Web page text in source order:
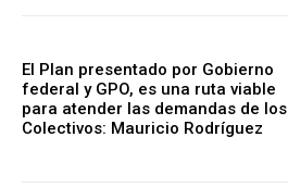
El Plan presentado por Gobierno
federal y GPO, es una ruta viable
para atender las demandas de los
Colectivos: Mauricio Rodríguez